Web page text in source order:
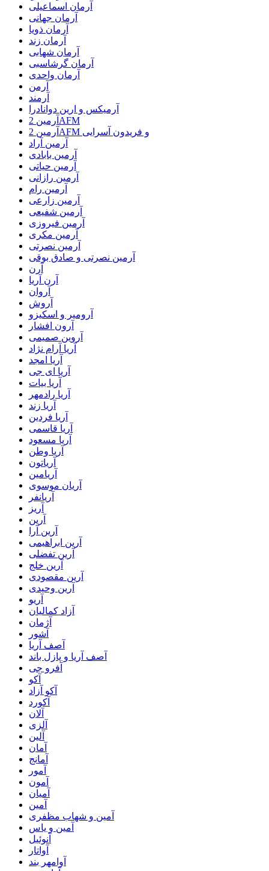
آرمان اسماعیلی
آرمان جهانی
آرمان ذویا
آرمان زند
آرمان شهابی
آرمان گرشاسبی
آرمان واحدی
آرمن
آرمند
آرمیکس و ارین دوانادرا
آرمین 2AFM
آرمین 2AFM و فریدون آسرایی
آرمین آراد
آرمین بابادی
آرمین حیاتی
آرمین رازانی
آرمین رام
آرمین زارعی
آرمین شفیعی
آرمین فیروزی
آرمین مکری
آرمین نصرتی
آرمین نصرتی و صادق بوقی
آرن
آرن آریا
آروان
آروش
آرومیر و اسکیزو
آرون افشار
آروین صمیمی
آریا آرام نژاد
آریا امجد
آریا ای جی
آریا بیات
آریا رادمهر
آریا زند
آریا فردین
آریا قاسمی
آریا مسعود
آریا وطن
آریاتون
آریامین
آریان موسوی
آریانفر
آریز
آرین
آرین آرا
آرین ابراهیمی
آرین تفضلی
آرین خلج
آرین مقصودی
آرین وحیدی
آریو
آزاد کمالیان
آژمان
آشور
آصف آریا
آصف آریا و پازل باند
آفرو جی
آکو
آکو آزاد
آکورد
آلان
آلزی
آلین
آمان
آمانج
آمور
آمون
آمیان
آمین
آمین و شهاب مظفری
آمین و یاس
آنوئیل
آواتار
آوامهر بند